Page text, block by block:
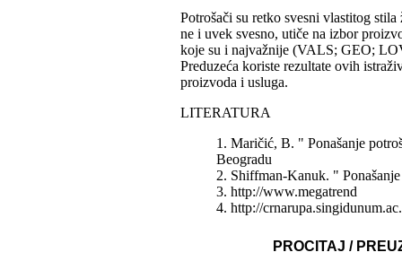
Potrošači su retko svesni vlastitog
ne i uvek svesno, utiče na izbor
koje su i najvažnije (VALS; GEO;
Preduzeća koriste rezultate ovih
proizvoda i usluga.
LITERATURA
1. Maričić, B. " Ponašanje
Beogradu
2. Shiffman-Kanuk. "
3. http://www.megatrend
4. http://
PROCITAJ /